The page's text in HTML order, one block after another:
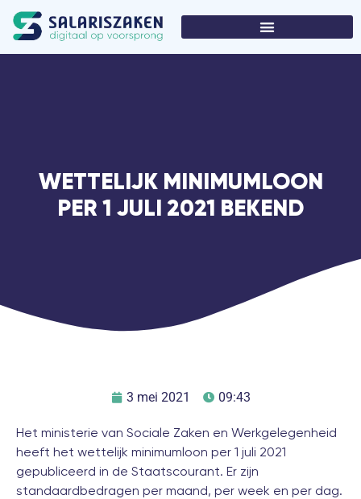
WETTELIJK MINIMUMLOON
PER 1 JULI 2021 BEKEND
3 mei 2021 09:43
Het ministerie van Sociale Zaken en Werkgelegenheid
heeft het wettelijk minimumloon per 1 juli 2021
gepubliceerd in de Staatscourant. Er zijn
standaardbedragen per maand, per week en per dag.